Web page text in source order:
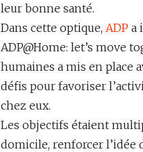
leur bonne santé.
Dans cette optique, ADPa
ADP@Home: let’s move
humaines a mis en place
défis pour favoriser
chez eux.
Les objectifs étaient
domicile, renforcer l’idée